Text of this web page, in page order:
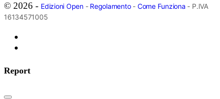
© 2026 - Edizioni Open- Regolamento- Come Funziona - P.IVA
16134571005
Report